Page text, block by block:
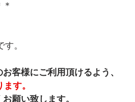
す。
客様にご利用頂けるよう、
す。
願い致します。